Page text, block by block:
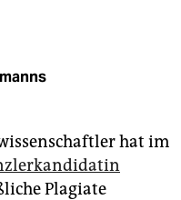
hat im
Plagiate